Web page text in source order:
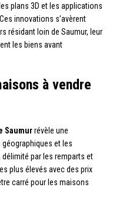
plans 3D et les applications
innovations s’avèrent
résidant loin de Saumur, leur
les biens avant
à vendre
Saumurrévèle une
et les
par les remparts et
plus élevés avec des prix
carré pour les maisons